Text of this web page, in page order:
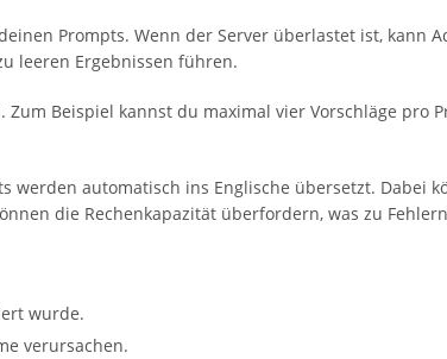
Prompts. Wenn der Server überlastet ist, kann
leeren Ergebnissen führen.
Beispiel kannst du maximal vier Vorschläge pro
werden automatisch ins Englische übersetzt. Dabei
die Rechenkapazität überfordern, was zu
wurde.
verursachen.